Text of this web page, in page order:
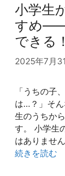
小学生
すめ――
できる！
2025年7月
「うちの子
は…？」そ
生のうちか
す。 小学生
はありませ
続きを読む